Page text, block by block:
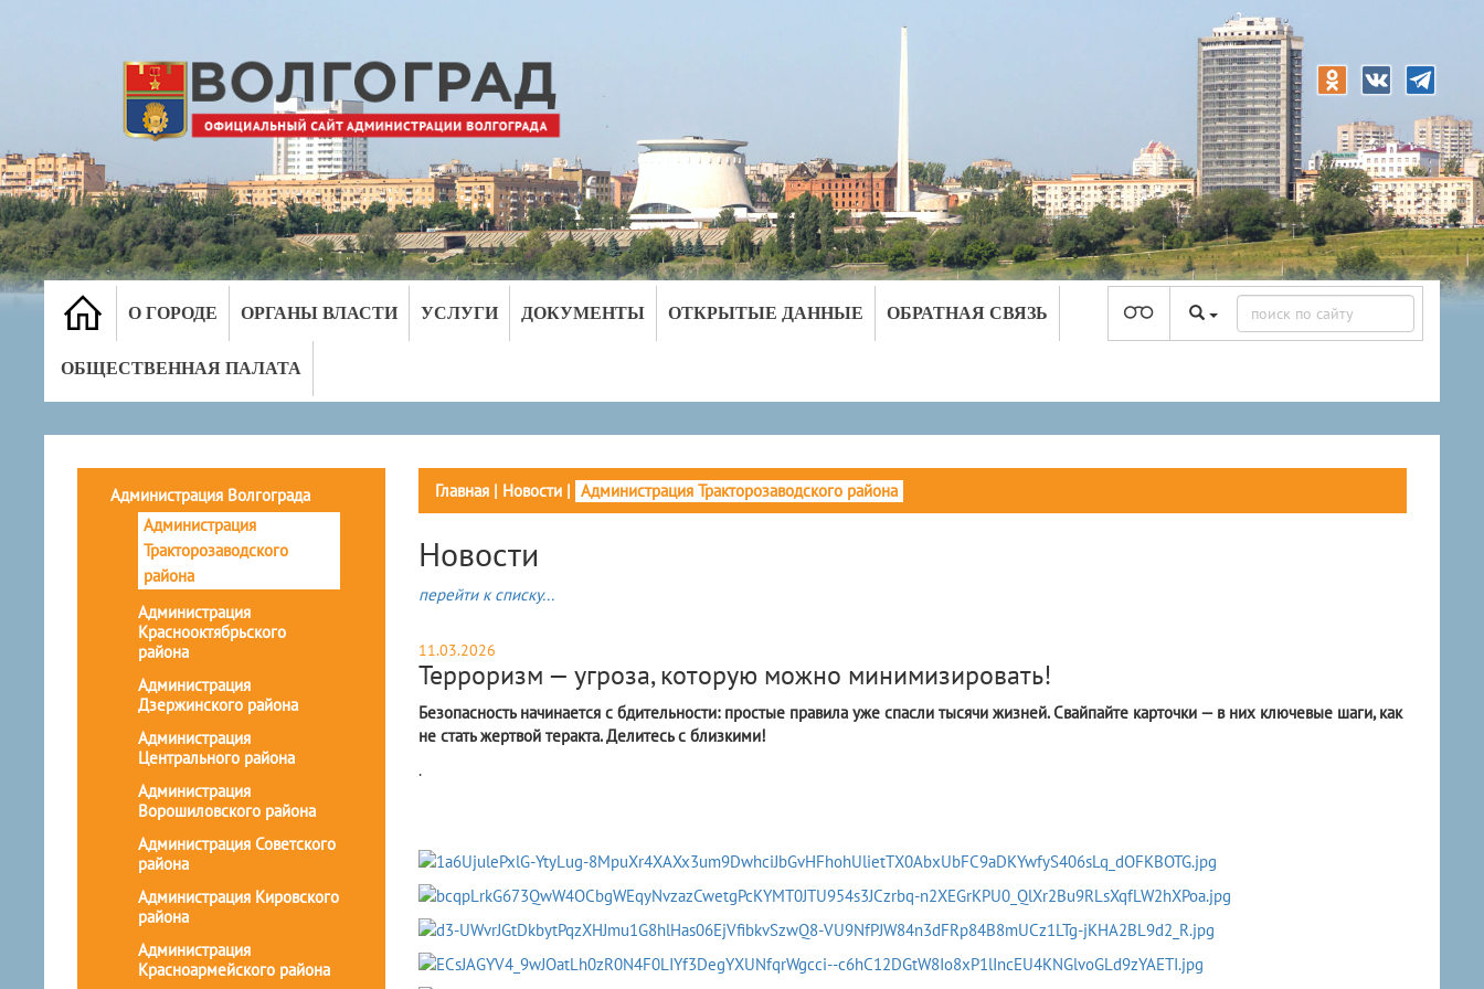
О ГОРОДЕ ОРГАНЫ ВЛАСТИ УСЛУГИ ДОКУМЕНТЫ ОТКРЫТЫЕ ДАННЫЕ ОБРАТНАЯ СВЯЗЬ
ОБЩЕСТВЕННАЯ ПАЛАТА
Администрация Волгограда
Администрация
Тракторозаводского
района
Администрация
Краснооктябрьского
района
Администрация
Дзержинского района
Администрация
Центрального района
Администрация
Ворошиловского района
Администрация Советского
района
Администрация Кировского
района
Администрация
Красноармейского района
Главная| Новости| Администрация Тракторозаводского района
Новости
перейти к списку...
11.03.2026
Терроризм — угроза, которую можно минимизировать!
Безопасность начинается с бдительности: простые правила уже спасли тысячи жизней. Свайпайте карточки — в них ключевые шаги, как
не стать жертвой теракта. Делитесь с близкими!
​.